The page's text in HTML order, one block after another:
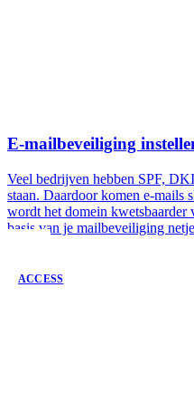
E-mailbeveiliging
Veel bedrijven hebben SPF,
staan. Daardoor komen e-mails
wordt het domein
basis van je mailbeveiliging
ACCESS